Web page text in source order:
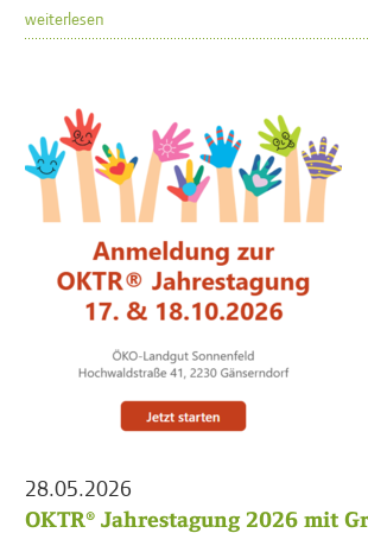
weiterlesen
28.05.2026
OKTR® Jahrestagung 2026 mit